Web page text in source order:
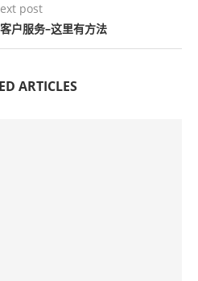
post
户服务–这里有方法
ARTICLES